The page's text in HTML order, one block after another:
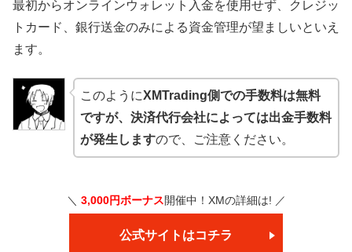
最初からオンラインウォレット入金を使用せず、クレジッ
トカード、銀行送金のみによる資金管理が望ましいといえ
ます。
このようにXMTrading側での手数料は無料
ですが、決済代行会社によっては出金手数料
が発生しますので、ご注意ください。
＼ 3,000円ボーナス開催中！XMの詳細は! ／
公式サイトはコチラ